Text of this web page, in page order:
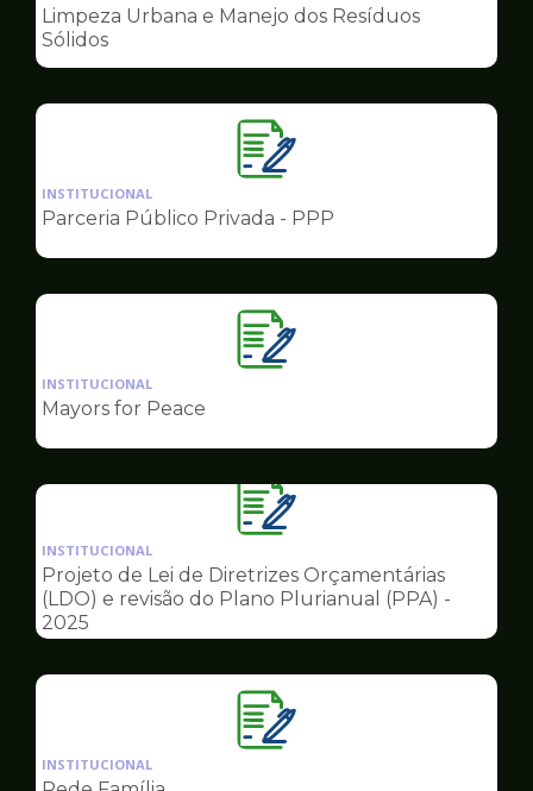
pagina
Governo
Limpeza Urbana e Manejo dos Resíduos
Sólidos
Ilustração
da
pagina
Governo
INSTITUCIONAL
Parceria Público Privada - PPP
Ilustração
da
Governo
INSTITUCIONAL
Mayors for Peace
Ilustração
da
pagina
de
INSTITUCIONAL
Projeto de Lei de Diretrizes Orçamentárias
(LDO) e revisão do Plano Plurianual (PPA) -
2025
Ilustração
da
INSTITUCIONAL